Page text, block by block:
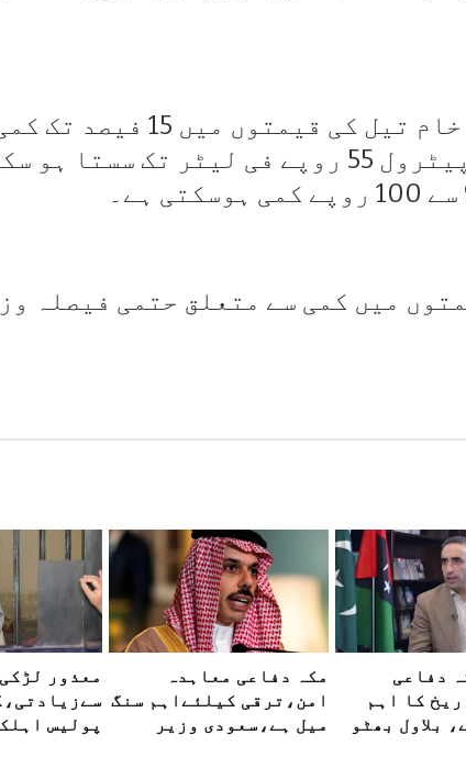
انڈسٹری ذرائع کے مطابق خام تیل کی
ہے۔ ذرائع کا کہنا ہے کہ پیٹرول 55 روپے فی لیٹر تک
میں کمی سے متعلق حتمی فیصلہ
دفاعی
کا اہم
بلاول بھٹو
مکہ دفاعی معاہدہ
امن،ترقی کیلئےاہم سنگ
میل ہے،سعودی وزیر
معذور لڑکی